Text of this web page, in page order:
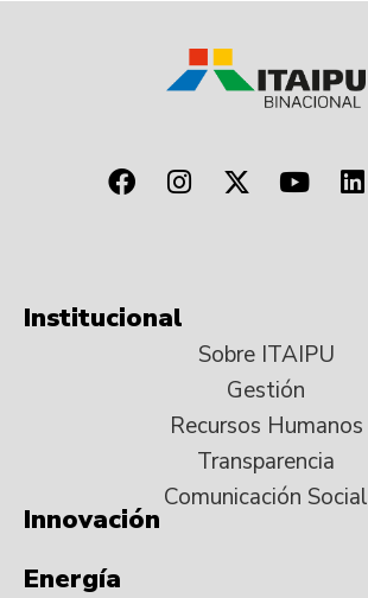
Institucional
Sobre ITAIPU
Gestión
Recursos Humanos
Transparencia
Comunicación Social
Innovación
Energía